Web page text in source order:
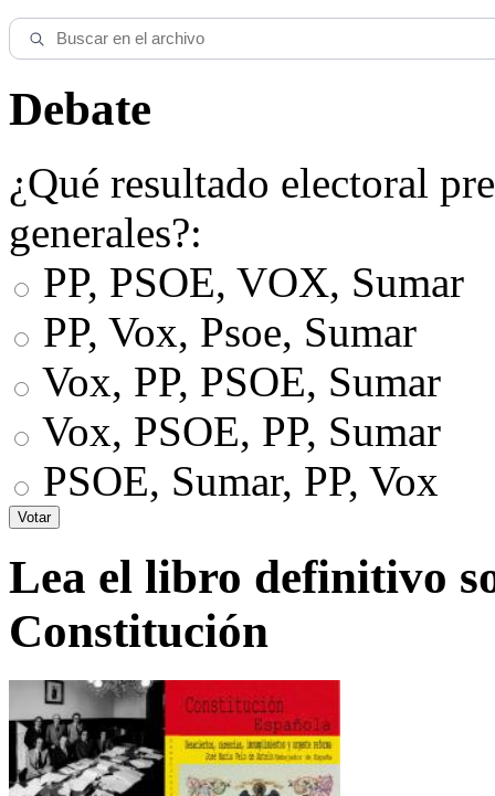
Debate
¿Qué resultado electoral
generales?:
PP, PSOE, VOX, Sumar
PP, Vox, Psoe, Sumar
Vox, PP, PSOE, Sumar
Vox, PSOE, PP, Sumar
PSOE, Sumar, PP, Vox
Lea el libro definitivo
Constitución